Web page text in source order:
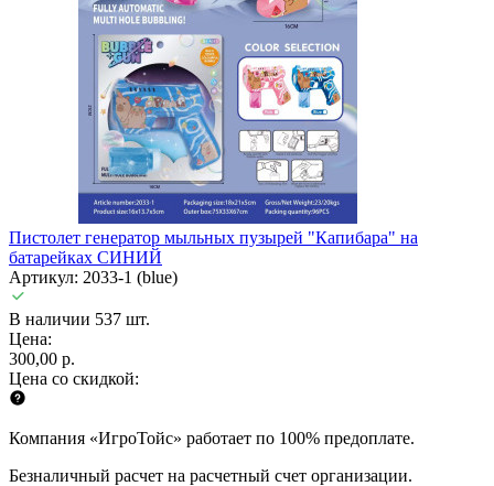
Пистолет генератор мыльных пузырей "Капибара" на
батарейках СИНИЙ
Артикул: 2033-1 (blue)
В наличии 537 шт.
Цена:
300,00 р.
Цена со скидкой:
Компания «ИгроТойс» работает по 100% предоплате.
Безналичный расчет на расчетный счет организации.